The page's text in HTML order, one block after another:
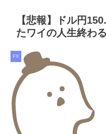
【悲報】ドル円
たワイの人生終わる
FX